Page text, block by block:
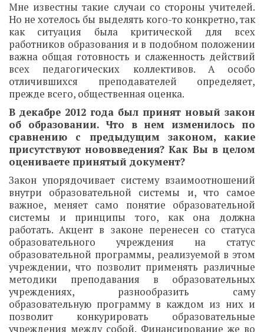
Мне известны такие случаи со стороны учителей.
Но не хотелось бы выделять кого-то конкретно, так
как ситуация была критической для всех
работников образования и в подобном положении
важна общая готовность и слаженность действий
всех педагогических коллективов. А особо
отличившихся преподавателей определяет,
прежде всего, общественная оценка.
В декабре 2012 года был принят новый закон
об образовании. Что в нем изменилось по
сравнению с предыдущим законом, какие
присутствуют нововведения? Как Вы в целом
оцениваете принятый документ?
Закон упорядочивает систему взаимоотношений
внутри образовательной системы и, что самое
важное, меняет само понятие образовательной
системы и принципы того, как она должна
работать. Акцент в законе перенесен со статуса
образовательного учреждения на статус
образовательной программы, реализуемой в этом
учреждении, что позволит применять различные
методики преподавания в образовательных
учреждениях, разнообразить саму
образовательную программу в каждом из них и
позволит конкурировать образовательные
учреждения между собой. Финансирование же во